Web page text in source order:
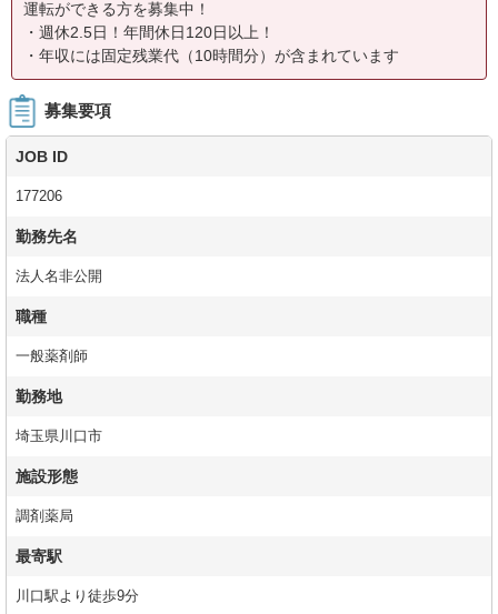
運転ができる方を募集中！
・週休2.5日！年間休日120日以上！
・年収には固定残業代（10時間分）が含まれています
募集要項
JOB ID
177206
勤務先名
法人名非公開
職種
一般薬剤師
勤務地
埼玉県川口市
施設形態
調剤薬局
最寄駅
川口駅より徒歩9分